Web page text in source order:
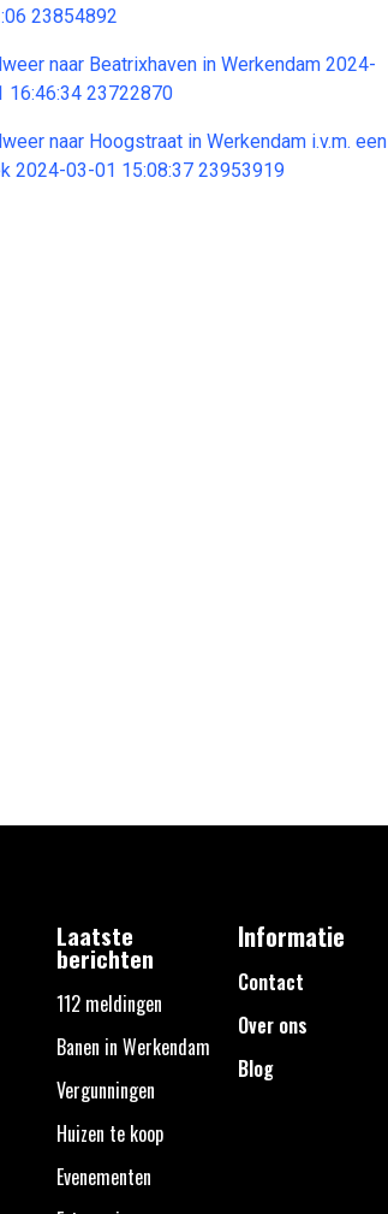
23854892
naar Beatrixhaven in Werkendam 2024-
16:46:34 23722870
naar Hoogstraat in Werkendam i.v.m. een
2024-03-01 15:08:37 23953919
Laatste
berichten
112 meldingen
Banen in Werkendam
Vergunningen
Huizen te koop
Evenementen
Informatie
Contact
Over ons
Blog